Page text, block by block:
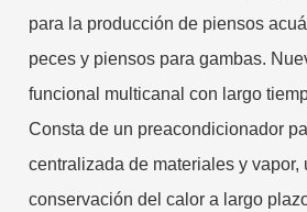
para la producción de piensos
peces y piensos para gambas.
funcional multicanal con largo
Consta de un preacondicionador
centralizada de materiales y vapor,
conservación del calor a largo